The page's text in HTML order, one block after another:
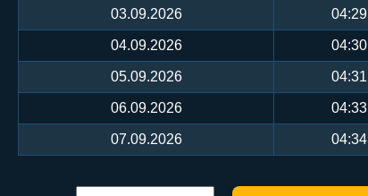
03.09.2026 04:29
04.09.2026 04:30
05.09.2026 04:31
06.09.2026 04:33
07.09.2026 04:34